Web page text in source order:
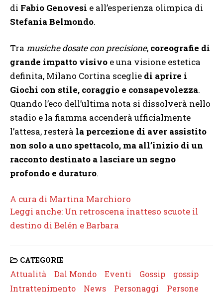
di Fabio Genovesi e all’esperienza olimpica di
Stefania Belmondo.
Tra musiche dosate con precisione, coreografie di
grande impatto visivo e una visione estetica
definita, Milano Cortina sceglie di aprire i
Giochi con stile, coraggio e consapevolezza.
Quando l’eco dell’ultima nota si dissolverà nello
stadio e la fiamma accenderà ufficialmente
l’attesa, resterà la percezione di aver assistito
non solo a uno spettacolo, ma all’inizio di un
racconto destinato a lasciare un segno
profondo e duraturo.
A cura di Martina Marchioro
Leggi anche: Un retroscena inatteso scuote il
destino di Belén e Barbara
CATEGORIE
Attualità Dal Mondo Eventi Gossip
gossip
Intrattenimento
News Personaggi Persone